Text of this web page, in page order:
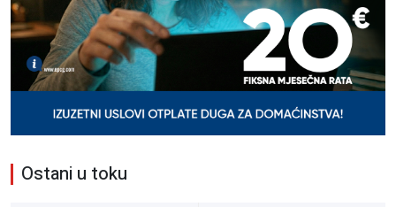
Ostani u toku